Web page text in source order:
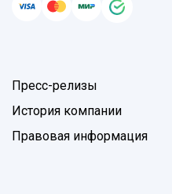
Пресс-релизы
История компании
Правовая информация